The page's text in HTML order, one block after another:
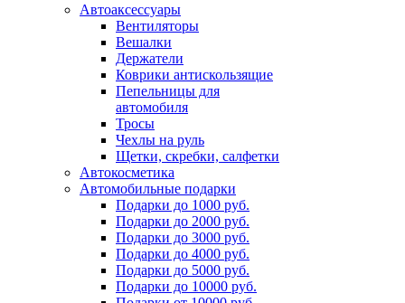
Автоаксессуары
Вентиляторы
Вешалки
Держатели
Коврики антискользящие
Пепельницы для
автомобиля
Тросы
Чехлы на руль
Щетки, скребки, салфетки
Автокосметика
Автомобильные подарки
Подарки до 1000 руб.
Подарки до 2000 руб.
Подарки до 3000 руб.
Подарки до 4000 руб.
Подарки до 5000 руб.
Подарки до 10000 руб.